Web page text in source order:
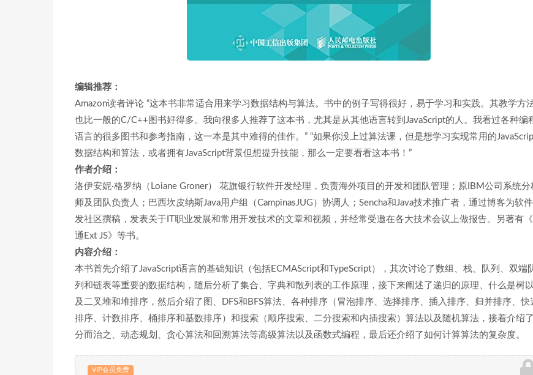
编辑推荐：
Amazon读者评论 “这本书非常适合用来学习数据结构与算法。书中的例子写得很好，易于学习和实践。其教学方
也比一般的C/C++图书好得多。我向很多人推荐了这本书，尤其是从其他语言转到JavaScript的人。我看过各种编
语言的很多图书和参考指南，这一本是其中难得的佳作。” “如果你没上过算法课，但是想学习实现常用的
数据结构和算法，或者拥有JavaScript背景但想提升技能，那么一定要看看这本书！”
作者介绍：
洛伊安妮·格罗纳（Loiane Groner） 花旗银行软件开发经理，负责海外项目的开发和团队管理；原IBM公司系统分
师及团队负责人；巴西坎皮纳斯Java用户组（CampinasJUG）协调人；Sencha和Java技术推广者，通过博客为软
发社区撰稿，发表关于IT职业发展和常用开发技术的文章和视频，并经常受邀在各大技术会议上做报告。另著有
通Ext JS》等书。
内容介绍：
本书首先介绍了JavaScript语言的基础知识（包括ECMAScript和TypeScript），其次讨论了数组、栈、队列、双端
列和链表等重要的数据结构，随后分析了集合、字典和散列表的工作原理，接下来阐述了递归的原理、什么是树以
及二叉堆和堆排序，然后介绍了图、DFS和BFS算法、各种排序（冒泡排序、选择排序、插入排序、归并排序、快
排序、计数排序、桶排序和基数排序）和搜索（顺序搜索、二分搜索和内插搜索）算法以及随机算法，接着介绍了
分而治之、动态规划、贪心算法和回溯算法等高级算法以及函数式编程，最后还介绍了如何计算算法的复杂度。
VIP会员免费